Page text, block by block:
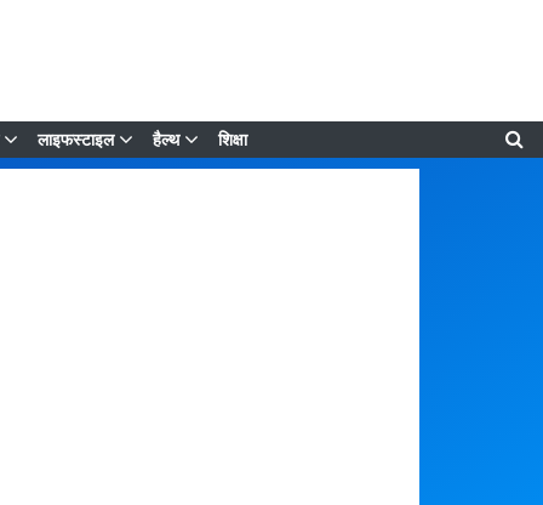
लाइफस्टाइल हैल्थ शिक्षा